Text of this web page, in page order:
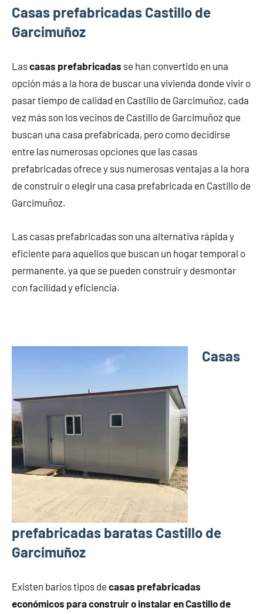
Casas prefabricadas Castillo de
Garcimuñoz
Lascasas prefabricadas se han convertido en una
opción más a la hora de buscar una vivienda donde vivir o
pasar tiempo de calidad en Castillo de Garcimuñoz, cada
vez más son los vecinos de Castillo de Garcimuñoz que
buscan una casa prefabricada, pero como decidirse
entre las numerosas opciones que las casas
prefabricadas ofrece y sus numerosas ventajas a la hora
de construir o elegir una casa prefabricada en Castillo de
Garcimuñoz.
Las casas prefabricadas son una alternativa rápida y
eficiente para aquellos que buscan un hogar temporal o
permanente, ya que se pueden construir y desmontar
con facilidad y eficiencia.
Casas
prefabricadas baratas Castillo de
Garcimuñoz
Existen barios tipos de casas prefabricadas
económicos para construir o instalar en Castillo de